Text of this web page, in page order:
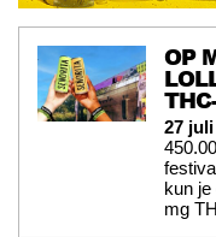
OP
27 juli
kun
mg